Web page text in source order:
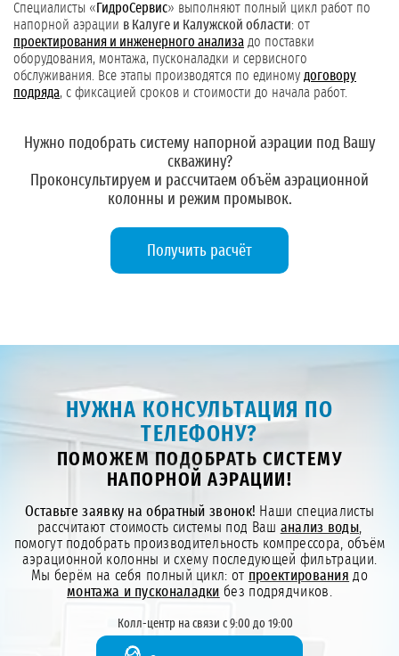
Специалисты «ГидроСервис» выполняют полный цикл работ по
напорной аэрации в Калуге и Калужской области: от
проектирования и инженерного анализа до поставки
оборудования, монтажа, пусконаладки и сервисного
обслуживания. Все этапы производятся по единому договору
подряда, с фиксацией сроков и стоимости до начала работ.
Нужно подобрать систему напорной аэрации под Вашу
скважину?
Проконсультируем и рассчитаем объём аэрационной
колонны и режим промывок.
Получить расчёт
НУЖНА КОНСУЛЬТАЦИЯ ПО
ТЕЛЕФОНУ?
ПОМОЖЕМ ПОДОБРАТЬ СИСТЕМУ
НАПОРНОЙ АЭРАЦИИ!
Оставьте заявку на обратный звонок! Наши специалисты
рассчитают стоимость системы под Ваш анализ воды
помогут подобрать производительность компрессора, объём
аэрационной колонны и схему последующей фильтрации.
Мы берём на себя полный цикл: от проектирования до
монтажа и пусконаладки без подрядчиков.
Колл-центр на связи с 9:00 до 19:00